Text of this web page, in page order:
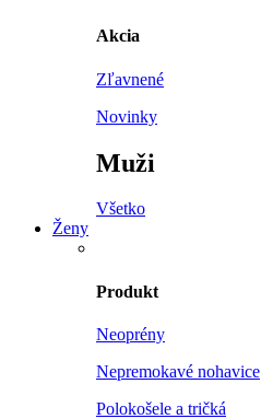
Akcia
Zľavnené
Novinky
Muži
Všetko
Ženy
Produkt
Neoprény
Nepremokavé nohavice
Polokošele a tričká